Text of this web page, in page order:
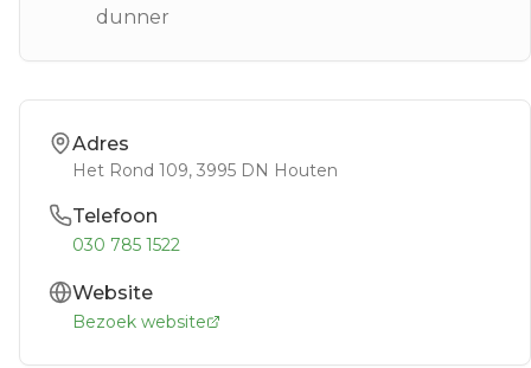
dunner
Adres
Het Rond 109, 3995 DN Houten
Telefoon
030 785 1522
Website
Bezoek website